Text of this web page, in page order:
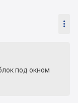

под окном